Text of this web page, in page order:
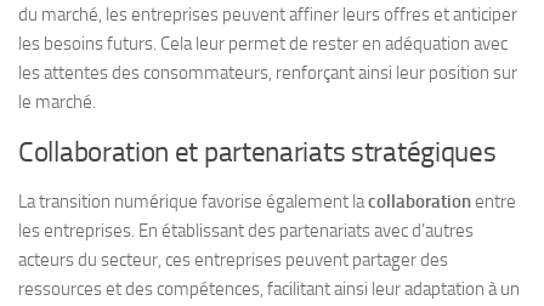
du marché, les entreprises peuvent affiner leurs offres et anticiper
les besoins futurs. Cela leur permet de rester en adéquation avec
les attentes des consommateurs, renforçant ainsi leur position sur
le marché.
Collaboration et partenariats stratégiques
La transition numérique favorise également lacollaborationentre
les entreprises. En établissant des partenariats avec d’autres
acteurs du secteur, ces entreprises peuvent partager des
ressources et des compétences, facilitant ainsi leur adaptation à un